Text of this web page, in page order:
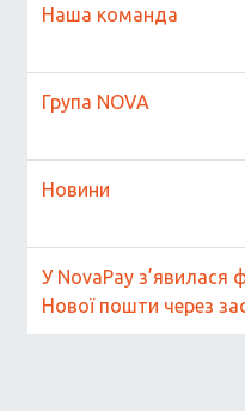
Наша команда
Група NOVA
Новини
У NovaPay з’явилася
Нової пошти через